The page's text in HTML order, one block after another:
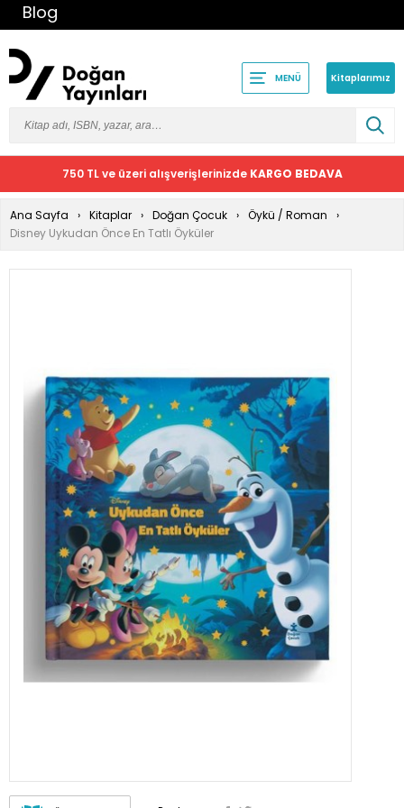
Blog
MENÜ Kitaplarımız
750 TL ve üzeri alışverişlerinizde KARGO BEDAVA
Ana Sayfa Kitaplar Doğan Çocuk
Öykü / Roman
Disney Uykudan Önce En Tatlı Öyküler